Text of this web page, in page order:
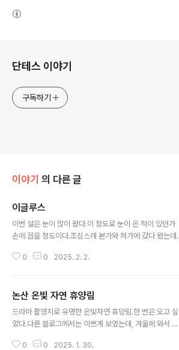
단테스 이야기
구독하기
이야기 의 다른 글
이글루스
이번 설은 눈이 많이 왔다.이 정도로 눈이 온 적이 있던가
손에 꼽을 정도이다.조심스레 본가와 처가에 갔다 왔는데,
만드셨다고 하는데, 그만큼 눈이 많이 왔다는 반증이다.6
인했는데, 더 내려갔을 수도 있다.(예보에서는 -16도까지
내려간다고 했었다.) 형님이 이글루스를 만드는 것도 대단
하지만, 아이들에게 추억을 만들어 주시는 것 같아 더욱 대
0 0 2025. 2. 2.
논산 온빛 자연 휴양림
드라마 촬영지로 유명한 온빛자연 휴양림.한 번은 오고 싶
었다.다른 블로그에서는 이쁘게 보였는데, 겨울에 와서 그
별장을 촬영할 수 있는 장소도 별도로 마련되어 있다.하지
0 0 2025. 1. 30.